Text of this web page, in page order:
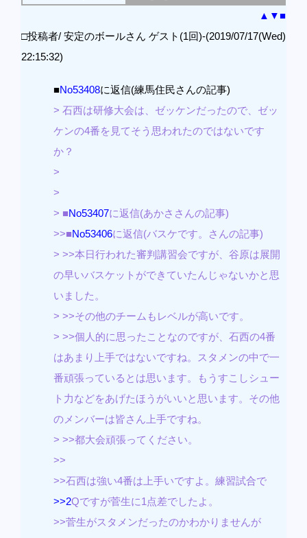
▲ ▼■
□投稿者/ 安定のボールさん ゲスト(1回)-(2019/07/17(Wed)
22:15:32)
■No53408に返信(練馬住民さんの記事)
> 石西は研修大会は、ゼッケンだったので、ゼッ
ケンの4番を見てそう思われたのではないです
か？
>
>
> ■No53407に返信(あかささんの記事)
>>■No53406に返信(バスケです。さんの記事)
> >>本日行われた審判講習会ですが、谷原は展開
の早いバスケットができていたんじゃないかと思
いました。
> >>その他のチームもレベルが高いです。
> >>個人的に思ったことなのですが、石西の4番
はあまり上手ではないですね。スタメンの中で一
番頑張っているとは思います。もうすこしシュー
ト力などをあげたほうがいいと思います。その他
のメンバーは皆さん上手ですね。
> >>都大会頑張ってください。
>>
>>石西は強い4番は上手いですよ。練習試合で
>>2Qですが菅生に1点差でしたよ。
>>菅生がスタメンだったのかわかりませんが